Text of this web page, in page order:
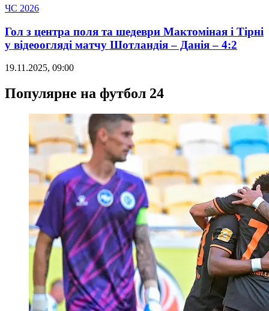
ЧС 2026
Гол з центра поля та шедеври Мактоміная і Тірні
у відеоогляді матчу Шотландія – Данія – 4:2
19.11.2025, 09:00
Популярне на футбол 24